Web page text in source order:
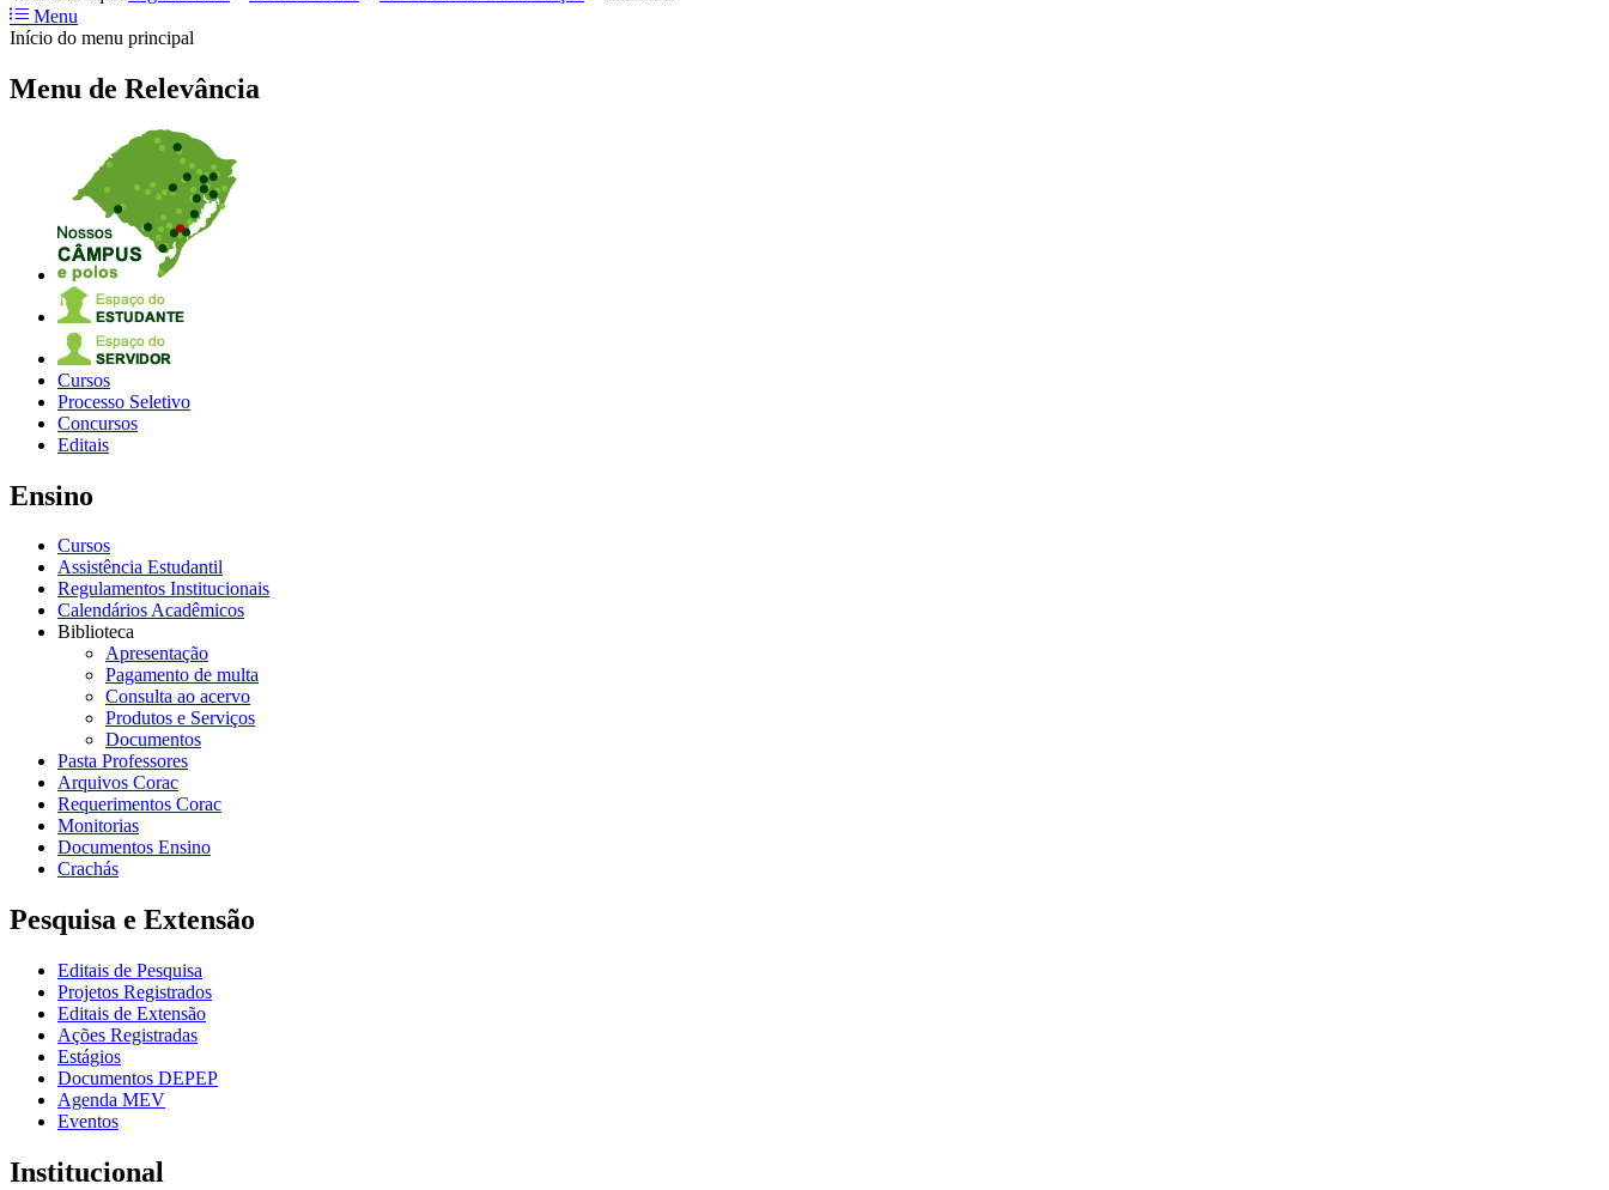
Menu
Início do menu principal
Menu de Relevância
Cursos
Processo Seletivo
Concursos
Editais
Ensino
Cursos
Assistência Estudantil
Regulamentos Institucionais
Calendários Acadêmicos
Biblioteca
Apresentação
Pagamento de multa
Consulta ao acervo
Produtos e Serviços
Documentos
Pasta Professores
Arquivos Corac
Requerimentos Corac
Monitorias
Documentos Ensino
Crachás
Pesquisa e Extensão
Editais de Pesquisa
Projetos Registrados
Editais de Extensão
Ações Registradas
Estágios
Documentos DEPEP
Agenda MEV
Eventos
Institucional